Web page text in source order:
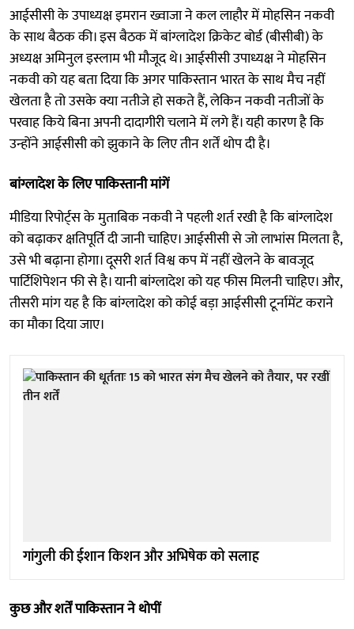
आईसीसी के उपाध्यक्ष इमरान ख्वाजा ने कल लाहौर में मोहसिन नकवी
के साथ बैठक की। इस बैठक में बांग्लादेश क्रिकेट बोर्ड (बीसीबी) के
अध्यक्ष अमिनुल इस्लाम भी मौजूद थे। आईसीसी उपाध्यक्ष ने मोहसिन
नकवी को यह बता दिया कि अगर पाकिस्तान भारत के साथ मैच नहीं
खेलता है तो उसके क्या नतीजे हो सकते हैं, लेकिन नकवी नतीजों के
परवाह किये बिना अपनी दादागीरी चलाने में लगे हैं। यही कारण है कि
उन्होंने आईसीसी को झुकाने के लिए तीन शर्तें थोप दी है।
बांग्लादेश के लिए पाकिस्तानी मांगें
मीडिया रिपोर्ट्स के मुताबिक नकवी ने पहली शर्त रखी है कि बांग्लादेश
को बढ़ाकर क्षतिपूर्ति दी जानी चाहिए। आईसीसी से जो लाभांस मिलता है,
उसे भी बढ़ाना होगा। दूसरी शर्त विश्व कप में नहीं खेलने के बावजूद
पार्टिशिपेशन फी से है। यानी बांग्लादेश को यह फीस मिलनी चाहिए। और,
तीसरी मांग यह है कि बांग्लादेश को कोई बड़ा आईसीसी टूर्नामेंट कराने
का मौका दिया जाए।
गांगुली की ईशान किशन और अभिषेक को सलाह
कुछ और शर्तें पाकिस्तान ने थोपीं